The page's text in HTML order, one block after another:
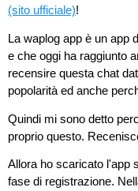
(sito ufficiale)!
La waplog app è un app
e che oggi ha raggiunto
recensire questa chat
popolarità ed anche
Quindi mi sono detto
proprio questo.
Allora ho scaricato l'app
fase di registrazione.